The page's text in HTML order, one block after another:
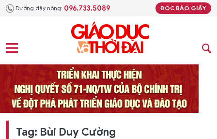
Đường dây nóng: 096.733.5089 ĐỌC BÁO GIẤY
Tag: Bùi Duy Cường